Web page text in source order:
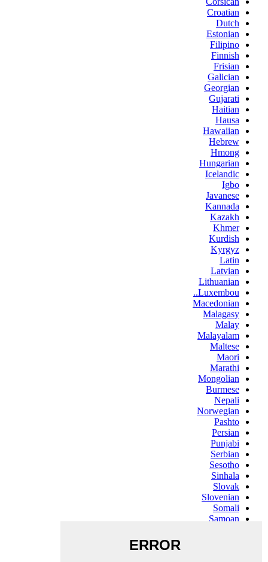
Croatian
Dutch
Estonian
Filipino
Finnish
Frisian
Galician
Georgian
Gujarati
Haitian
Hausa
Hawaiian
Hebrew
Hmong
Hungarian
Icelandic
Igbo
Javanese
Kannada
Kazakh
Khmer
Kurdish
Kyrgyz
Latin
Latvian
Lithuanian
Luxembou..
Macedonian
Malagasy
Malay
Malayalam
Maltese
Maori
Marathi
Mongolian
Burmese
Nepali
Norwegian
Pashto
Persian
Punjabi
Serbian
Sesotho
Sinhala
Slovak
Slovenian
Somali
Samoan